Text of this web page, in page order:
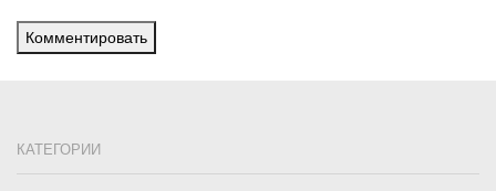
Комментировать
КАТЕГОРИИ